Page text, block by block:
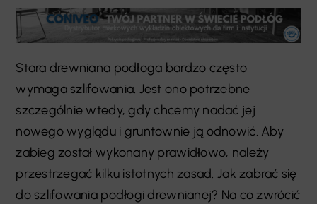
Stara drewniana podłoga bardzo często
wymaga szlifowania. Jest ono potrzebne
szczególnie wtedy, gdy chcemy nadać jej
nowego wyglądu i gruntownie ją odnowić. Aby
zabieg został wykonany prawidłowo, należy
przestrzegać kilku istotnych zasad. Jak zabrać się
do szlifowania podłogi drewnianej? Na co zwrócić